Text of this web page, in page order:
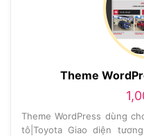
Theme
Theme WordPress dùng
tô|Toyota Giao diện